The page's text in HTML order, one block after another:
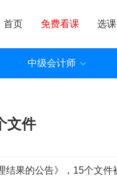
首页 免费看课 选课
中级会计师
文件
果的公告》，15个文件